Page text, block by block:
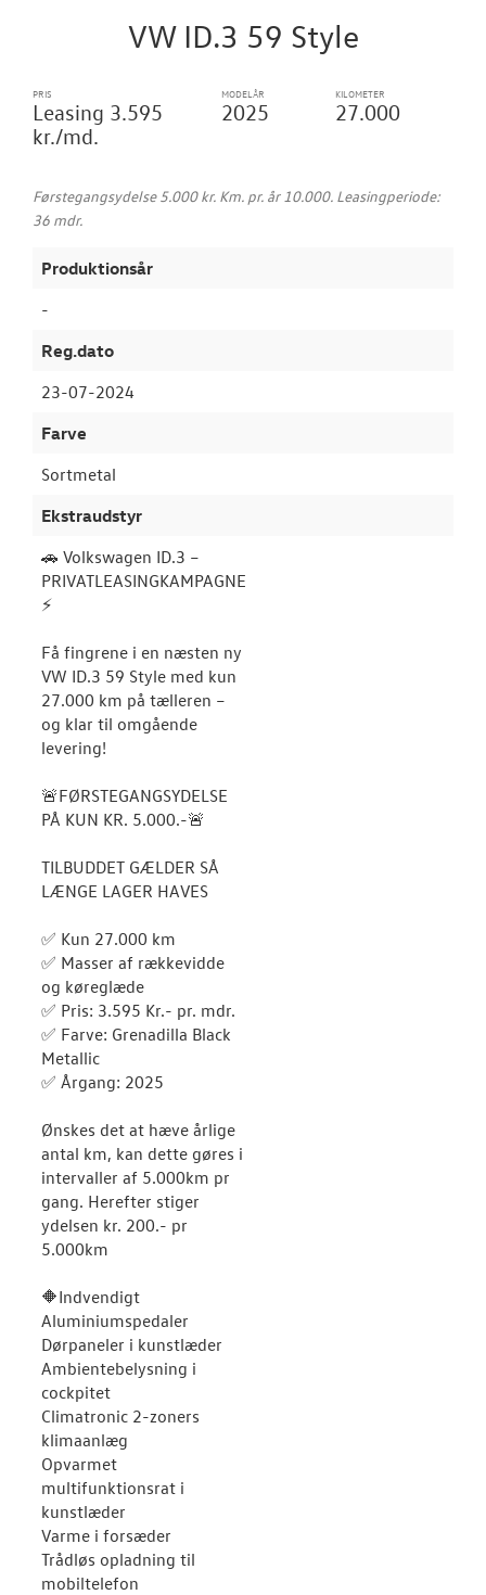
RESERVEDELE
VW ID.3 59 Style
PRIS
Leasing 3.595
kr./md.
MODELÅR
2025
KILOMETER
27.000
Førstegangsydelse 5.000 kr. Km. pr. år 10.000. Leasingperiode:
36 mdr.
Produktionsår
-
Reg.dato
23-07-2024
Farve
Sortmetal
Ekstraudstyr
🚗 Volkswagen ID.3 –
PRIVATLEASINGKAMPAGNE
⚡
Få fingrene i en næsten ny
VW ID.3 59 Style med kun
27.000 km på tælleren –
og klar til omgående
levering!
🚨FØRSTEGANGSYDELSE
PÅ KUN KR. 5.000.-🚨
TILBUDDET GÆLDER SÅ
LÆNGE LAGER HAVES
✅ Kun 27.000 km
✅ Masser af rækkevidde
og køreglæde
✅ Pris: 3.595 Kr.- pr. mdr.
✅ Farve: Grenadilla Black
Metallic
✅ Årgang: 2025
Ønskes det at hæve årlige
antal km, kan dette gøres i
intervaller af 5.000km pr
gang. Herefter stiger
ydelsen kr. 200.- pr
5.000km
🔶Indvendigt
Aluminiumspedaler
Dørpaneler i kunstlæder
Ambientebelysning i
cockpitet
Climatronic 2-zoners
klimaanlæg
Opvarmet
multifunktionsrat i
kunstlæder
Varme i forsæder
Trådløs opladning til
mobiltelefon